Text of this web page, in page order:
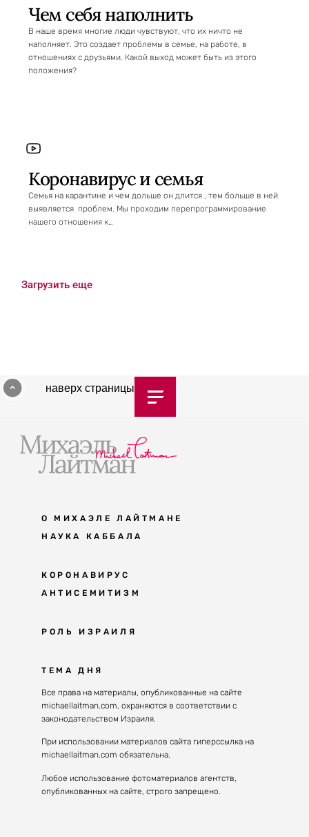
Чем себя наполнить
В наше время многие люди чувствуют, что их ничто не
наполняет. Это создает проблемы в семье, на работе, в
отношениях с друзьями. Какой выход может быть из этого
положения?
Коронавирус и семья
Семья на карантине и чем дольше он длится , тем больше в ней
выявляется проблем. Мы проходим перепрограммирование
нашего отношения к…
Загрузить еще
наверх страницы
О МИХАЭЛЕ ЛАЙТМАНЕ
НАУКА КАББАЛА
Мудрость каббалы
Каббала сегодня
Великие каббалисты
Духовные состояния
Конгрессы каббалы
Каббалистическая музыка
Духовные состояния
КОРОНАВИРУС
АНТИСЕМИТИЗМ
Антисемитизм в современном мире
Решение
РОЛЬ ИЗРАИЛЯ
Почему евреи
Израиль сегодня
Избраны служить миру
ТЕМА ДНЯ
Все права на материалы, опубликованные на сайте
michaellaitman.com, охраняются в соответствии с
законодательством Израиля.
При использовании материалов сайта гиперссылка на
michaellaitman.com обязательна.
Любое использование фотоматериалов агентств,
опубликованных на сайте, строго запрещено.